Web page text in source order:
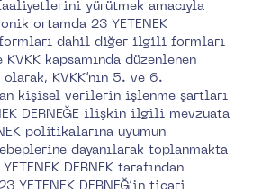
faaliyetlerini yürütmek amacıyla
ortamda 23 YETENEK
formları dahil diğer ilgili formları
KVKK kapsamında düzenlenen
KVKK’nın 5. ve 6.
kişisel verilerin işlenme şartları
DERNEĞE ilişkin ilgili mevzuata
politikalarına uyumun
dayanılarak toplanmakta
DERNEK tarafından
YETENEK DERNEĞ’in ticari